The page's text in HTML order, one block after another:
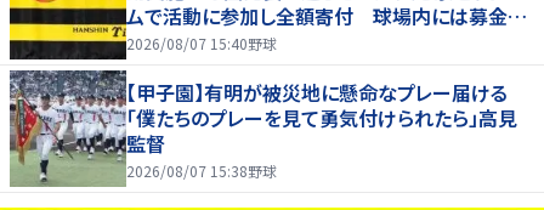
ムで活動に参加し全額寄付 球場内には募金箱
も設置
2026/08/07 15:40野球
【甲子園】有明が被災地に懸命なプレー届ける
「僕たちのプレーを見て勇気付けられたら」高見
監督
2026/08/07 15:38野球